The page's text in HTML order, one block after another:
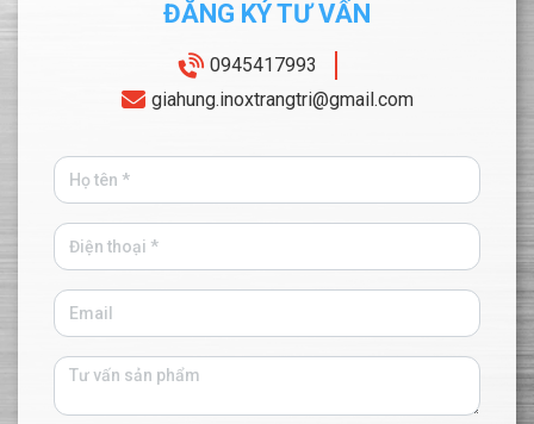
ĐĂNG KÝ TƯ VẤN
0945417993
giahung.inoxtrangtri@gmail.com